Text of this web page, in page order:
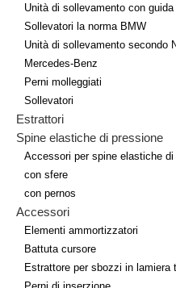
Unità di sollevamento con
Sollevatori la norma BMW
Unità di sollevamento secondo
Mercedes-Benz
Perni molleggiati
Sollevatori
Estrattori
Spine elastiche di pressione
Accessori per spine elastiche di
con sfere
con pernos
Accessori
Elementi ammortizzatori
Battuta cursore
Estrattore per sbozzi in lamiera